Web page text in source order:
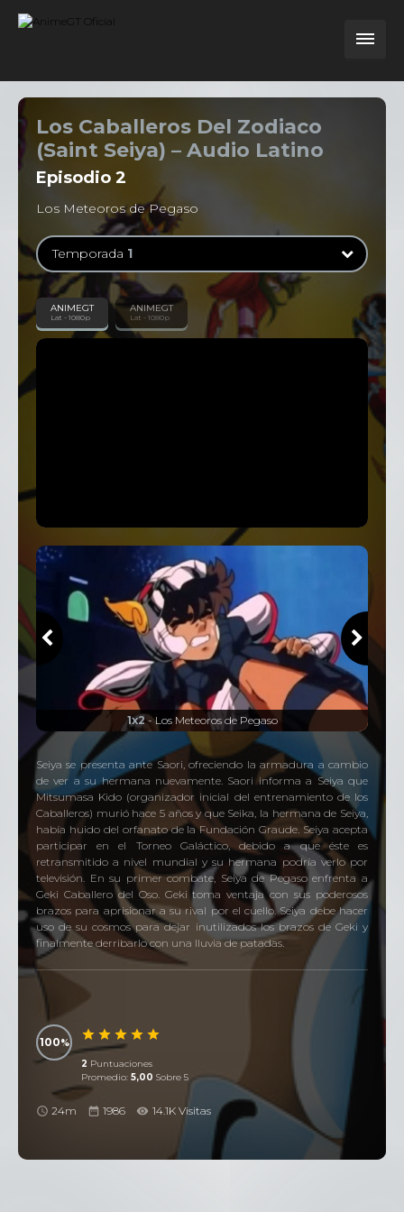
Los Caballeros Del Zodiaco
(Saint Seiya) – Audio Latino
Episodio 2
Los Meteoros de Pegaso
Temporada 1
Temporada1
114 Episodios
ANIMEGT
Lat - 1080p
ANIMEGT
Lat - 1080p
1x2- Los Meteoros de Pegaso
Seiya se presenta ante Saori, ofreciendo la armadura a cambio
de ver a su hermana nuevamente. Saori informa a Seiya que
Mitsumasa Kido (organizador inicial del entrenamiento de los
Caballeros) murió hace 5 años y que Seika, la hermana de Seiya,
había huido del orfanato de la Fundación Graude. Seiya acepta
participar en el Torneo Galáctico, debido a que éste es
retransmitido a nivel mundial y su hermana podría verlo por
televisión. En su primer combate, Seiya de Pegaso enfrenta a
Geki Caballero del Oso. Geki toma ventaja con sus poderosos
brazos para aprisionar a su rival por el cuello. Seiya debe hacer
uso de su cosmos para dejar inutilizados los brazos de Geki y
finalmente derribarlo con una lluvia de patadas.
100
2 Puntuaciones
Promedio: 5,00 Sobre 5
24m 1986 14.1K Visitas